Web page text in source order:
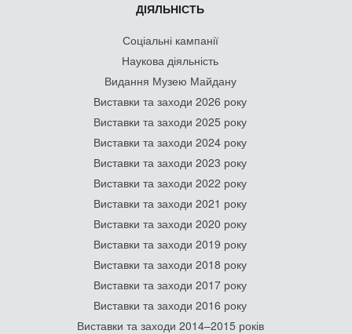
ДІЯЛЬНІСТЬ
Соціальні кампанії
Наукова діяльність
Видання Музею Майдану
Виставки та заходи 2026 року
Виставки та заходи 2025 року
Виставки та заходи 2024 року
Виставки та заходи 2023 року
Виставки та заходи 2022 року
Виставки та заходи 2021 року
Виставки та заходи 2020 року
Виставки та заходи 2019 року
Виставки та заходи 2018 року
Виставки та заходи 2017 року
Виставки та заходи 2016 року
Виставки та заходи 2014–2015 років